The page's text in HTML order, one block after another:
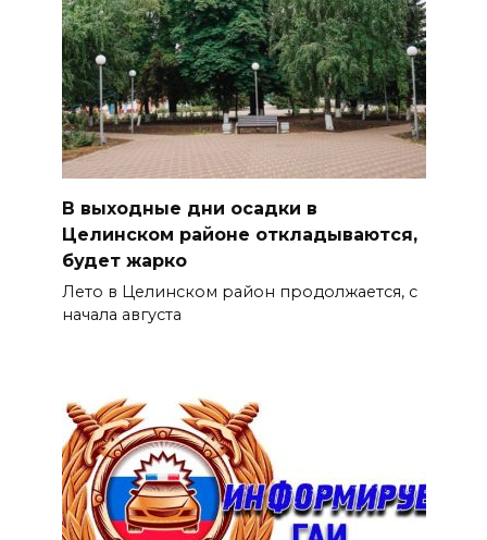
В выходные дни осадки в
Целинском районе откладываются,
будет жарко
Лето в Целинском район продолжается, с
начала августа